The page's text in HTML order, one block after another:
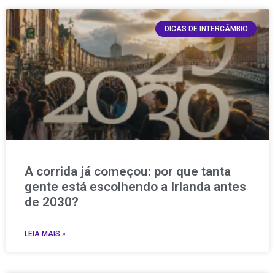
DICAS DE INTERCÂMBIO
A corrida já começou: por que tanta
gente está escolhendo a Irlanda antes
de 2030?
LEIA MAIS »